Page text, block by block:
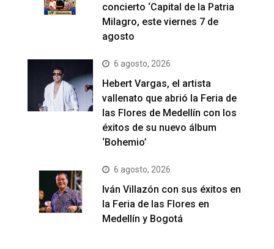
concierto ‘Capital de la Patria
Milagro, este viernes 7 de
agosto
6 agosto, 2026
Hebert Vargas, el artista
vallenato que abrió la Feria de
las Flores de Medellín con los
éxitos de su nuevo álbum
‘Bohemio’
6 agosto, 2026
Iván Villazón con sus éxitos en
la Feria de las Flores en
Medellín y Bogotá